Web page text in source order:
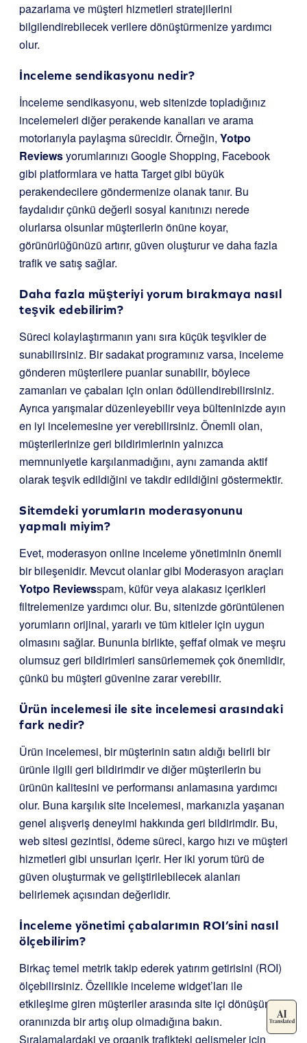
pazarlama ve müşteri hizmetleri stratejilerini
bilgilendirebilecek verilere dönüştürmenize yardımcı
olur.
İnceleme sendikasyonu nedir?
İnceleme sendikasyonu, web sitenizde topladığınız
incelemeleri diğer perakende kanalları ve arama
motorlarıyla paylaşma sürecidir. Örneğin, Yotpo
Reviewsyorumlarınızı Google Shopping, Facebook
gibi platformlara ve hatta Target gibi büyük
perakendecilere göndermenize olanak tanır. Bu
faydalıdır çünkü değerli sosyal kanıtınızı nerede
olurlarsa olsunlar müşterilerin önüne koyar,
görünürlüğünüzü artırır, güven oluşturur ve daha fazla
trafik ve satış sağlar.
Daha fazla müşteriyi yorum bırakmaya nasıl
teşvik edebilirim?
Süreci kolaylaştırmanın yanı sıra küçük teşvikler de
sunabilirsiniz. Bir sadakat programınız varsa, inceleme
gönderen müşterilere puanlar sunabilir, böylece
zamanları ve çabaları için onları ödüllendirebilirsiniz.
Ayrıca yarışmalar düzenleyebilir veya bülteninizde ayın
en iyi incelemesine yer verebilirsiniz. Önemli olan,
müşterilerinize geri bildirimlerinin yalnızca
memnuniyetle karşılanmadığını, aynı zamanda aktif
olarak teşvik edildiğini ve takdir edildiğini göstermektir.
Sitemdeki yorumların moderasyonunu
yapmalı miyim?
Evet, moderasyon online inceleme yönetiminin önemli
bir bileşenidir. Mevcut olanlar gibi Moderasyon araçları
Yotpo Reviewsspam, küfür veya alakasız içerikleri
filtrelemenize yardımcı olur. Bu, sitenizde görüntülenen
yorumların orijinal, yararlı ve tüm kitleler için uygun
olmasını sağlar. Bununla birlikte, şeffaf olmak ve meşru
olumsuz geri bildirimleri sansürlememek çok önemlidir,
çünkü bu müşteri güvenine zarar verebilir.
Ürün incelemesi ile site incelemesi arasındaki
fark nedir?
Ürün incelemesi, bir müşterinin satın aldığı belirli bir
ürünle ilgili geri bildirimdir ve diğer müşterilerin bu
ürünün kalitesini ve performansı anlamasına yardımcı
olur. Buna karşılık site incelemesi, markanızla yaşanan
genel alışveriş deneyimi hakkında geri bildirimdir. Bu,
web sitesi gezintisi, ödeme süreci, kargo hızı ve müşteri
hizmetleri gibi unsurları içerir. Her iki yorum türü de
güven oluşturmak ve geliştirilebilecek alanları
belirlemek açısından değerlidir.
İnceleme yönetimi çabalarımın ROI’sini nasıl
ölçebilirim?
Birkaç temel metrik takip ederek yatırım getirisini (ROI)
ölçebilirsiniz. Özellikle inceleme widget’ları ile
etkileşime giren müşteriler arasında site içi dönüşüm
oranınızda bir artış olup olmadığına bakın.
Sıralamalardaki ve organik trafikteki gelişmeler için